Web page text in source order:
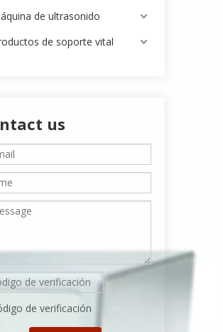
de ultrasonido
de soporte vital
us